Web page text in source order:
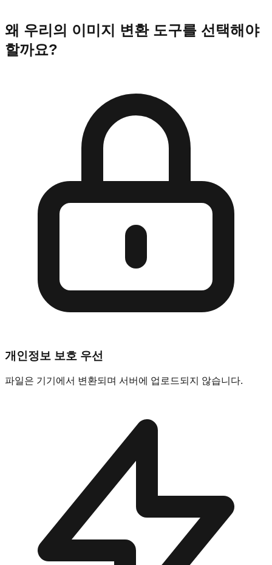
왜 우리의 이미지 변환 도구를 선택해야
할까요?
개인정보 보호 우선
파일은 기기에서 변환되며 서버에 업로드되지 않습니다.